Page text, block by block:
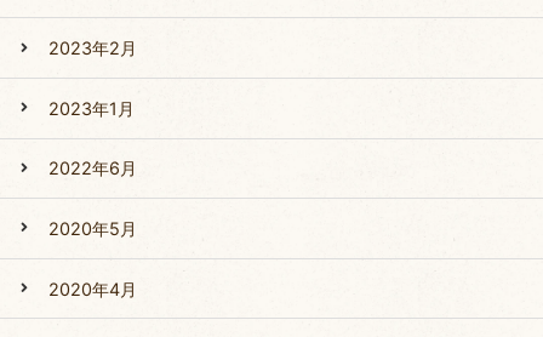
2023年2月
2023年1月
2022年6月
2020年5月
2020年4月